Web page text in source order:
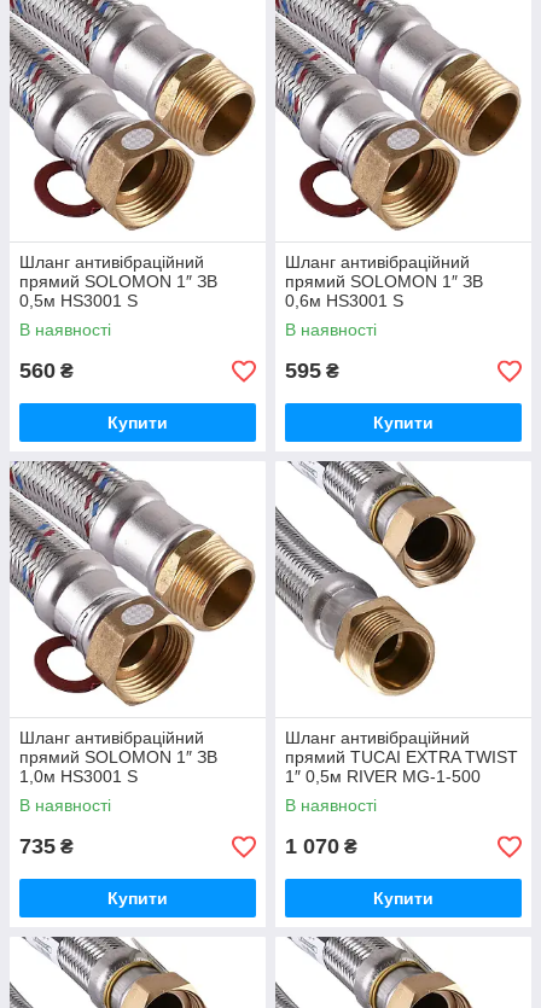
Шланг антивібраційний
прямий SOLOMON 1″ ЗВ
0,5м HS3001 S
В наявності
560 ₴
Купити
Шланг антивібраційний
прямий SOLOMON 1″ ЗВ
0,6м HS3001 S
В наявності
595 ₴
Купити
Шланг антивібраційний
прямий SOLOMON 1″ ЗВ
1,0м HS3001 S
В наявності
735 ₴
Купити
Шланг антивібраційний
прямий TUCAI EXTRA TWIST
1″ 0,5м RIVER MG-1-500
204741
В наявності
1 070 ₴
Купити